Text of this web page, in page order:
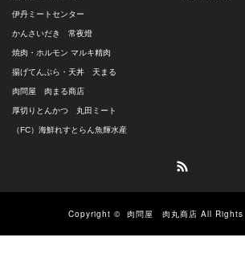
伊丹ミートセンター
かんさいだき 常夜燈
焼肉・ホルモン マルキ精肉
揚げてんぷら・天丼 天まる
肉問屋 肉まる商店
厚切りとんかつ 丸田ミート
（FC）海鮮れすとらん魚輝水産
Copyright © 肉問屋 肉丸商店 All Rights